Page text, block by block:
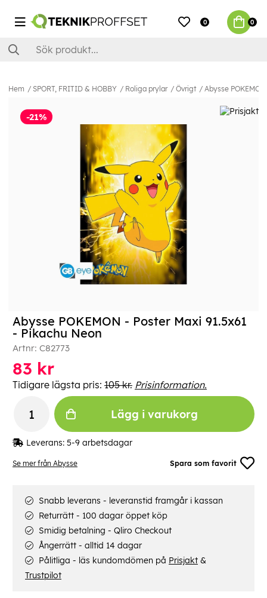
0 0
Hem SPORT, FRITID & HOBBY Roliga prylar Övrigt Abysse
-21%
Se mer från Abysse Spara som favorit
Abysse POKEMON - Poster Maxi 91.5x61
- Pikachu Neon
Artnr: C82773
83 kr
Tidigare lägsta pris: 105 kr. Prisinformation.
Lägg i varukorg
Leverans: 5-9 arbetsdagar
Snabb leverans - leveranstid framgår i kassan
Returrätt - 100 dagar öppet köp
Smidig betalning - Qliro Checkout
Ångerrätt - alltid 14 dagar
Pålitliga - läs kundomdömen på Prisjakt &
Trustpilot